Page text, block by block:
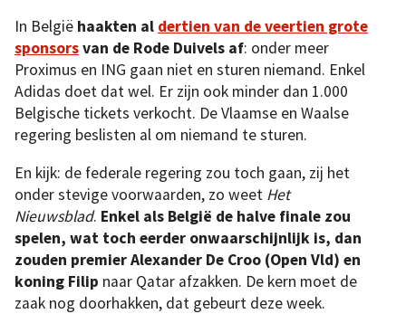
In België haakten al dertien van de veertien grote
sponsorsvan de Rode Duivels af: onder meer
Proximus en ING gaan niet en sturen niemand. Enkel
Adidas doet dat wel. Er zijn ook minder dan 1.000
Belgische tickets verkocht. De Vlaamse en Waalse
regering beslisten al om niemand te sturen.
En kijk: de federale regering zou toch gaan, zij het
onder stevige voorwaarden, zo weet Het
Nieuwsblad. Enkel als België de halve finale zou
spelen, wat toch eerder onwaarschijnlijk is, dan
zouden premier Alexander De Croo (Open Vld) en
koning Filip naar Qatar afzakken. De kern moet de
zaak nog doorhakken, dat gebeurt deze week.